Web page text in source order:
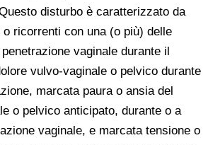
disturbo è caratterizzato da
ricorrenti con una (o più) delle
vaginale durante il
vulvo-vaginale o pelvico durante
marcata paura o ansia del
o pelvico anticipato, durante o a
vaginale, e marcata tensione o